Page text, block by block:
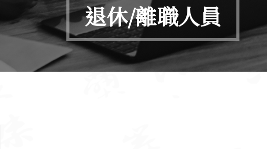
退休/離職人員